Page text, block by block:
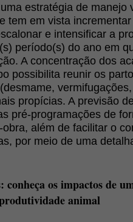
estratégia de manejo
tem em vista
e intensificar a
período(s) do ano em
A concentração dos
possibilita reunir os
propícias. A previsão
pré-programações de
além de facilitar o
por meio de uma
conheça os impactos de
animal